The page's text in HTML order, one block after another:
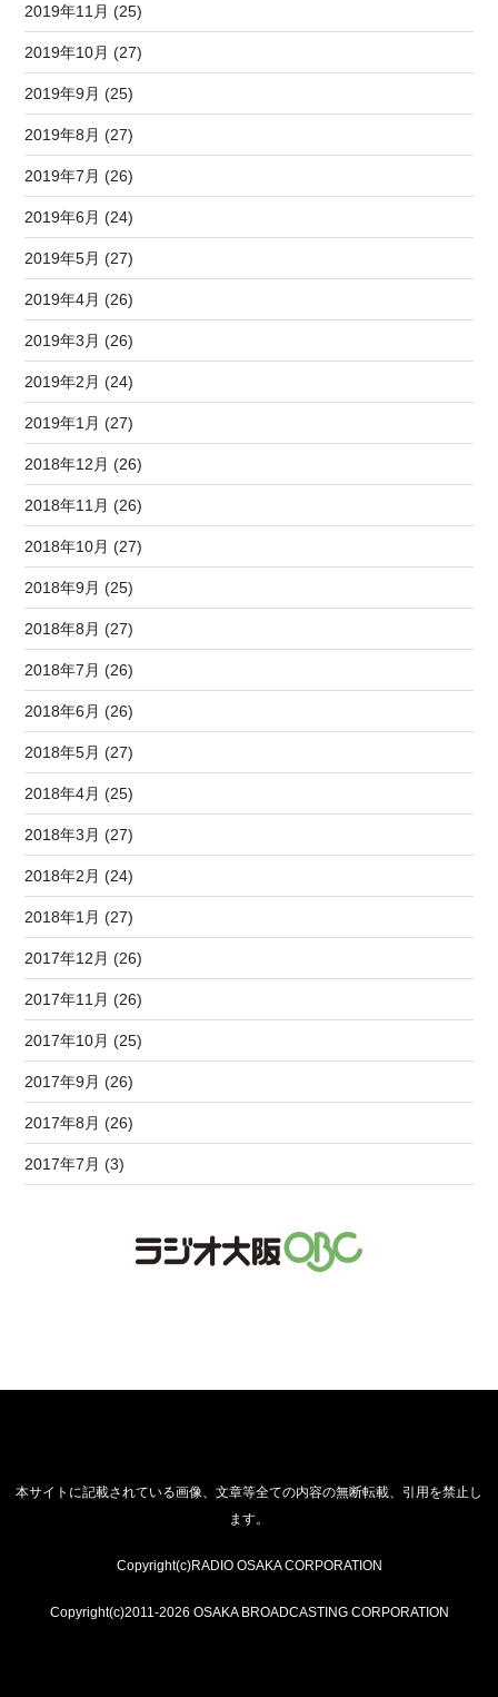
2019年11月 (25)
2019年10月 (27)
2019年9月 (25)
2019年8月 (27)
2019年7月 (26)
2019年6月 (24)
2019年5月 (27)
2019年4月 (26)
2019年3月 (26)
2019年2月 (24)
2019年1月 (27)
2018年12月 (26)
2018年11月 (26)
2018年10月 (27)
2018年9月 (25)
2018年8月 (27)
2018年7月 (26)
2018年6月 (26)
2018年5月 (27)
2018年4月 (25)
2018年3月 (27)
2018年2月 (24)
2018年1月 (27)
2017年12月 (26)
2017年11月 (26)
2017年10月 (25)
2017年9月 (26)
2017年8月 (26)
2017年7月 (3)
本サイトに記載されている画像、文章等全ての内容の無断転載、引用を禁止し
ます。
Copyright(c)RADIO OSAKA CORPORATION
Copyright(c)2011-2026 OSAKA BROADCASTING CORPORATION